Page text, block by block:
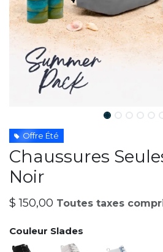
Offre Été
Chaussures
Noir
$150,00 Toutes taxes
Couleur Slades